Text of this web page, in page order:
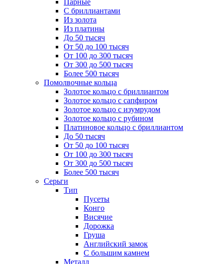
Парные
С бриллиантами
Из золота
Из платины
До 50 тысяч
От 50 до 100 тысяч
От 100 до 300 тысяч
От 300 до 500 тысяч
Более 500 тысяч
Помолвочные кольца
Золотое кольцо с бриллиантом
Золотое кольцо с сапфиром
Золотое кольцо с изумрудом
Золотое кольцо с рубином
Платиновое кольцо с бриллиантом
До 50 тысяч
От 50 до 100 тысяч
От 100 до 300 тысяч
От 300 до 500 тысяч
Более 500 тысяч
Серьги
Тип
Пусеты
Конго
Висячие
Дорожка
Груша
Английский замок
С большим камнем
Металл